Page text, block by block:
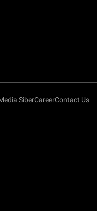
SiberCareerContact Us